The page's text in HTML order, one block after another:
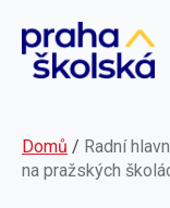
Domů / Radní
na pražských